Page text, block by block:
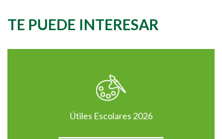
TE PUEDE INTERESAR
Útiles Escolares 2026